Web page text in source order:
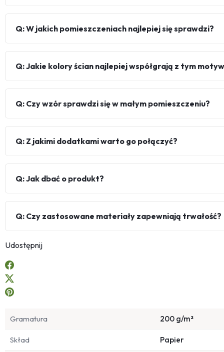
Q: W jakich pomieszczeniach najlepiej się sprawdzi?
Q: Jakie kolory ścian najlepiej współgrają z tym
Q: Czy wzór sprawdzi się w małym pomieszczeniu?
Q: Z jakimi dodatkami warto go połączyć?
Q: Jak dbać o produkt?
Q: Czy zastosowane materiały zapewniają trwałość?
Udostępnij
Gramatura 200 g/m²
Skład Papier